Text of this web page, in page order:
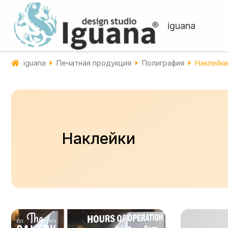
iguana
iguana Печатная продукция Полиграфия Наклейки
Наклейки